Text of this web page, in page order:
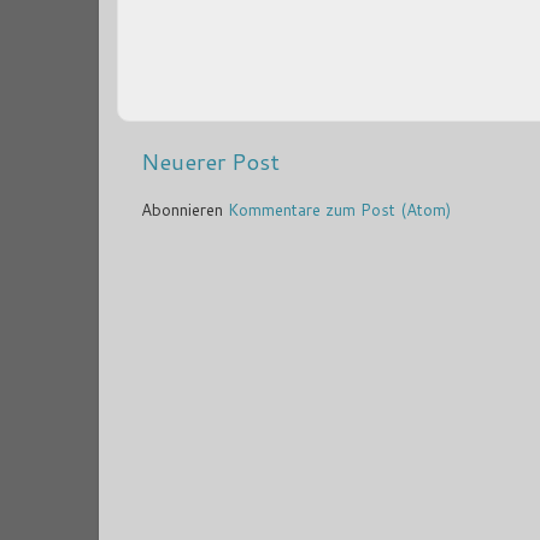
Neuerer Post
Abonnieren Kommentare zum Post (Atom)